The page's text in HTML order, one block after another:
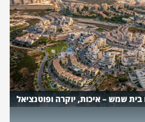
שמש – איכות, יוקרה ופוטנציאל